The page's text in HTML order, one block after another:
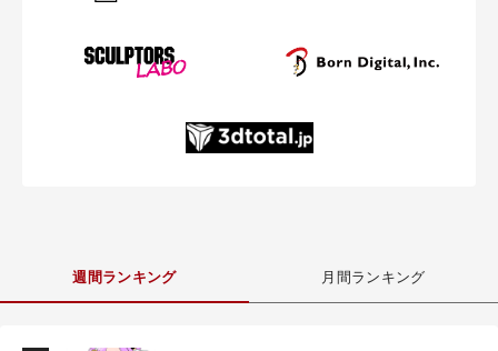
週間ランキング 月間ランキング